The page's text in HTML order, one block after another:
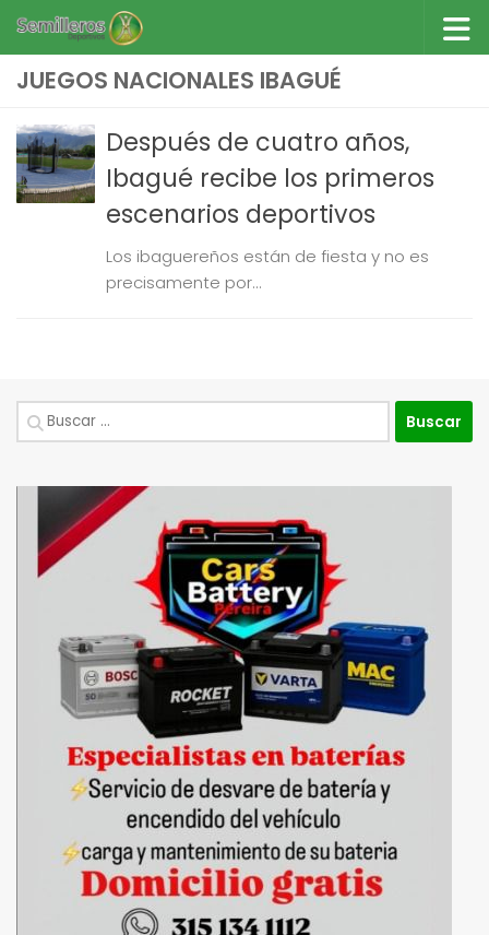
Saltar al contenido
JUEGOS NACIONALES IBAGUÉ
Después de cuatro años,
Ibagué recibe los primeros
escenarios deportivos
Los ibaguereños están de fiesta y no es
precisamente por...
Buscar: